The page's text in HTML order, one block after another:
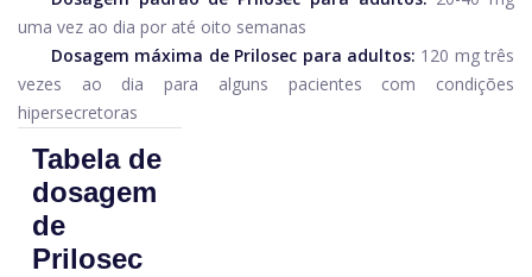
uma vez ao dia por até oito semanas
Dosagem máxima de Prilosec para adultos: 120 mg três
vezes ao dia para alguns pacientes com condições
hipersecretoras
Tabela de
dosagem
de
Prilosec